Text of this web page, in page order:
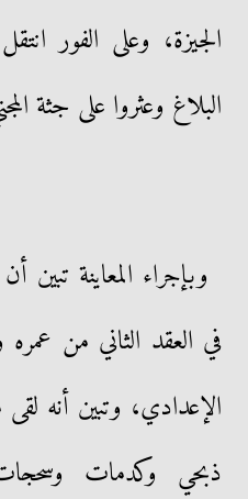
الجيزة، وعلى الفور
البلاغ وعثروا على جثة
وبإجراء المعاينة
في العقد الثاني من
الإعدادي، وتبين أنه
ذبحي وكدمات